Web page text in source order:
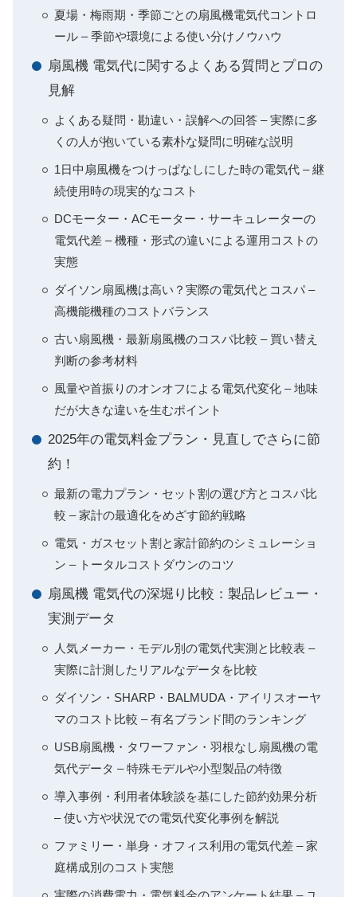
夏場・梅雨期・季節ごとの扇風機電気代コントロ
ール – 季節や環境による使い分けノウハウ
扇風機 電気代に関するよくある質問とプロの
見解
よくある疑問・勘違い・誤解への回答 – 実際に多
くの人が抱いている素朴な疑問に明確な説明
1日中扇風機をつけっぱなしにした時の電気代 – 継
続使用時の現実的なコスト
DCモーター・ACモーター・サーキュレーターの
電気代差 – 機種・形式の違いによる運用コストの
実態
ダイソン扇風機は高い？実際の電気代とコスパ –
高機能機種のコストバランス
古い扇風機・最新扇風機のコスパ比較 – 買い替え
判断の参考材料
風量や首振りのオンオフによる電気代変化 – 地味
だが大きな違いを生むポイント
2025年の電気料金プラン・見直しでさらに節
約！
最新の電力プラン・セット割の選び方とコスパ比
較 – 家計の最適化をめざす節約戦略
電気・ガスセット割と家計節約のシミュレーショ
ン – トータルコストダウンのコツ
扇風機 電気代の深堀り比較：製品レビュー・
実測データ
人気メーカー・モデル別の電気代実測と比較表 –
実際に計測したリアルなデータを比較
ダイソン・SHARP・BALMUDA・アイリスオーヤ
マのコスト比較 – 有名ブランド間のランキング
USB扇風機・タワーファン・羽根なし扇風機の電
気代データ – 特殊モデルや小型製品の特徴
導入事例・利用者体験談を基にした節約効果分析
– 使い方や状況での電気代変化事例を解説
ファミリー・単身・オフィス利用の電気代差 – 家
庭構成別のコスト実態